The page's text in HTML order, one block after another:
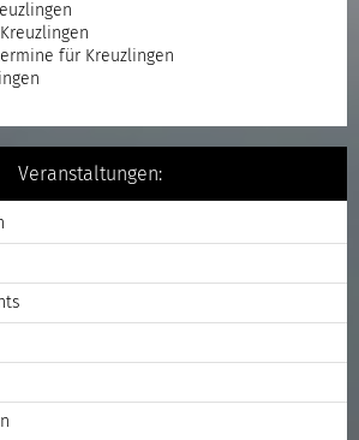
für Kreuzlingen
Veranstaltungen: